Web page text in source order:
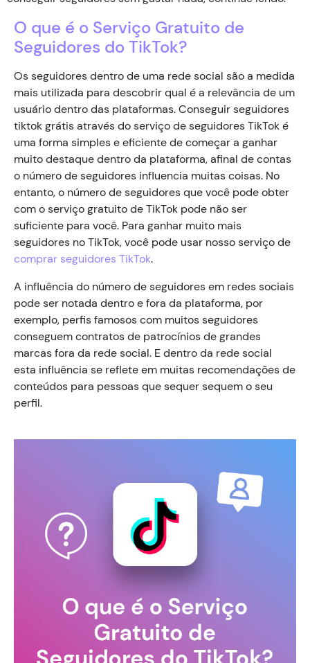
O que é o Serviço Gratuito de
Seguidores do TikTok?
Os seguidores dentro de uma rede social são a medida
mais utilizada para descobrir qual é a relevância de um
usuário dentro das plataformas. Conseguir seguidores
tiktok grátis através do serviço de seguidores TikTok é
uma forma simples e eficiente de começar a ganhar
muito destaque dentro da plataforma, afinal de contas
o número de seguidores influencia muitas coisas. No
entanto, o número de seguidores que você pode obter
com o serviço gratuito de TikTok pode não ser
suficiente para você. Para ganhar muito mais
seguidores no TikTok, você pode usar nosso serviço de
comprar seguidores TikTok.
A influência do número de seguidores em redes sociais
pode ser notada dentro e fora da plataforma, por
exemplo, perfis famosos com muitos seguidores
conseguem contratos de patrocínios de grandes
marcas fora da rede social. E dentro da rede social
esta influência se reflete em muitas recomendações de
conteúdos para pessoas que sequer sequem o seu
perfil.